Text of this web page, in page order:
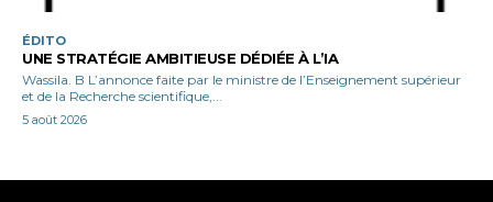
ÉDITO
UNE STRATÉGIE AMBITIEUSE DÉDIÉE À L’IA
Wassila. B L’annonce faite par le ministre de l’Enseignement supérieur
et de la Recherche scientifique,...
5 août 2026